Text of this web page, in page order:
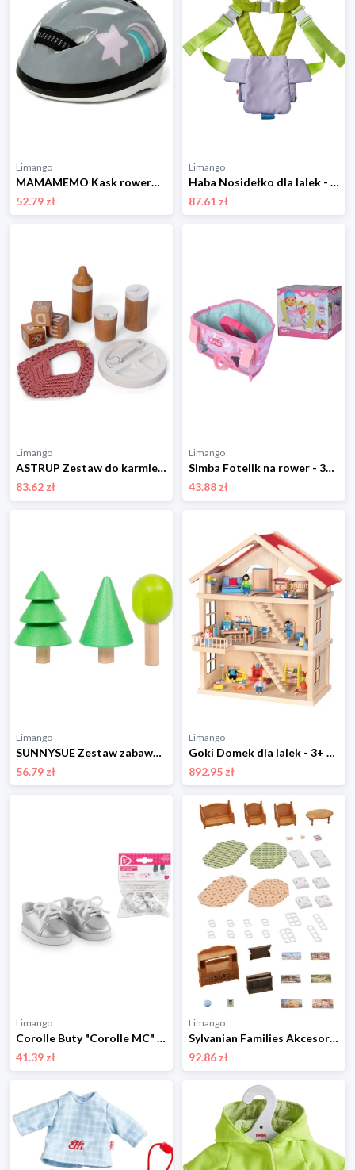
Limango
MAMAMEMO Kask rowerowy w kolorze szarym dla lalek - 3+ rozmiar: onesize
52.79 zł
Limango
Haba Nosidełko dla lalek - 18 m+ rozmiar: onesize
87.61 zł
Limango
ASTRUP Zestaw do karmienia lalek - 10 m+ rozmiar: onesize
83.62 zł
Limango
Simba Fotelik na rower - 3+ rozmiar: onesize
43.88 zł
Limango
SUNNYSUE Zestaw zabawek - 3+ rozmiar: onesize
56.79 zł
Limango
Goki Domek dla lalek - 3+ rozmiar: onesize
892.95 zł
Limango
Corolle Buty "Corolle MC" w kolorze srebrnym dla lalek - 4+ rozmiar: onesize
41.39 zł
Limango
Sylvanian Families Akcesoria dla lalek "Country house living room" - 3+ rozmiar: onesize
92.86 zł